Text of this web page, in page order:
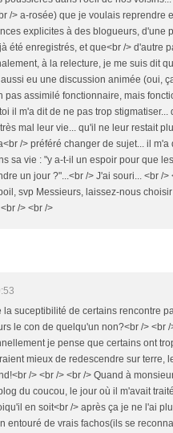
/> a-rosée) que je voulais reprendre
explicites à des blogueurs, d'une
été enregistrés, et que<br /> d'autre
à la relecture, je me suis dit
eu une discussion animée (oui,
pas assimilé fonctionnaire, mais
il m'a dit de ne pas trop stigmatiser...
mal leur vie... qu'il ne leur restait
/> préféré changer de sujet... il
sa vie : "y a-t-il un espoir pour que
un jour ?"...<br /> J'ai souri... <br /
svp Messieurs, laissez-nous
/> <br />
la suceptibilité de certains rencontre
le con de quelqu'un non?<br /> <br
je pense que certains ont
mieux de redescendre sur terre,
/> <br /> <br /> Quand à
du coucou, le jour où il m'avait
en soit<br /> après ça je ne l'ai
entouré de vrais fachos(ils se